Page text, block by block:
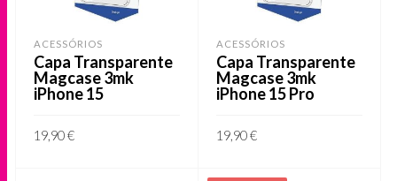
ACESSÓRIOS
Capa Transparente
Magcase 3mk
iPhone 15
19,90€
ACESSÓRIOS
Capa Transparente
Magcase 3mk
iPhone 15 Pro
19,90€